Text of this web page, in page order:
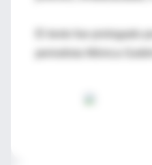
El texto fue prologado